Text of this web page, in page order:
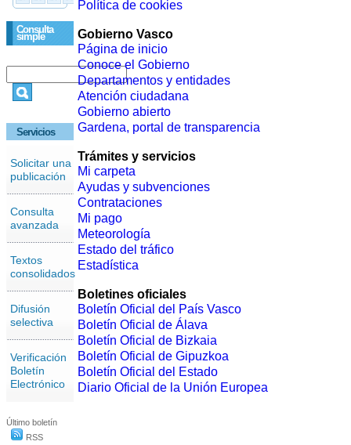
Consulta
simple
Servicios
Solicitar una
publicación
Consulta
avanzada
Textos
consolidados
Difusión
selectiva
Verificación
Boletín
Electrónico
Último boletín
RSS
Política de cookies
Gobierno Vasco
Página de inicio
Conoce el Gobierno
Departamentos y entidades
Atención ciudadana
Gobierno abierto
Gardena, portal de transparencia
Trámites y servicios
Mi carpeta
Ayudas y subvenciones
Contrataciones
Mi pago
Meteorología
Estado del tráfico
Estadística
Boletines oficiales
Boletín Oficial del País Vasco
Boletín Oficial de Álava
Boletín Oficial de Bizkaia
Boletín Oficial de Gipuzkoa
Boletín Oficial del Estado
Diario Oficial de la Unión Europea